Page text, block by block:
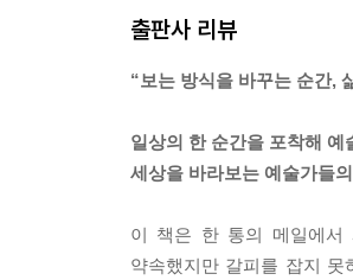
우리 세계에 대해 많은 것
을 뚫고 갈 수 있는 길을 찾
방법은 그 내면을 보여줄 수
--- p.259
출판사 리뷰
“보는 방식을 바꾸는 순간,
일상의 한 순간을 포착해 예
세상을 바라보는 예술가들
이 책은 한 통의 메일에서
약속했지만 갈피를 잡지